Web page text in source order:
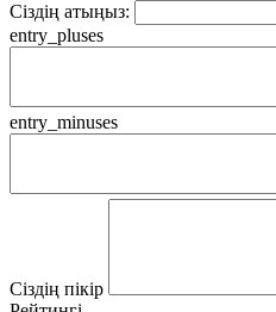
Сіздің атыңыз:
entry_pluses
entry_minuses
Сіздің пікір